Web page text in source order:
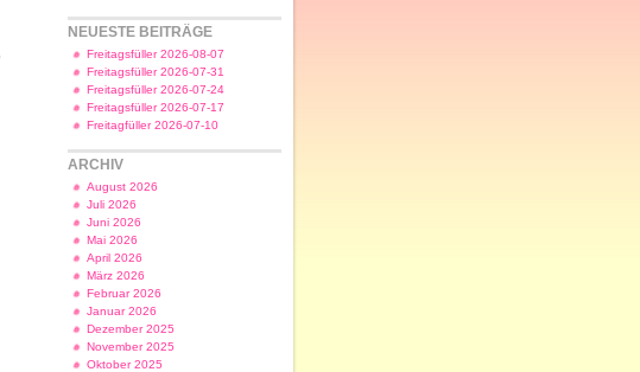
NEUESTE BEITRÄGE
Freitagsfüller 2026-08-07
Freitagsfüller 2026-07-31
Freitagsfüller 2026-07-24
Freitagsfüller 2026-07-17
Freitagfüller 2026-07-10
ARCHIV
August 2026
Juli 2026
Juni 2026
Mai 2026
April 2026
März 2026
Februar 2026
Januar 2026
Dezember 2025
November 2025
Oktober 2025